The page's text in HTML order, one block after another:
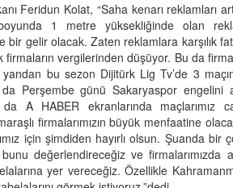
Feridun Kolat, “Saha kenarı reklamları
1 metre yüksekliğinde olan
bir gelir olacak. Zaten reklamlara karşılık
firmaların vergilerinden düşüyor. Bu da
bu sezon Dijitürk Lig Tv’de 3
da Perşembe günü Sakaryaspor engelini
da A HABER ekranlarında maçlarımız
firmalarımızın büyük menfaatine
için şimdiden hayırlı olsun. Şuanda bir
değerlendireceğiz ve firmalarımızda
yer vereceğiz. Özellikle